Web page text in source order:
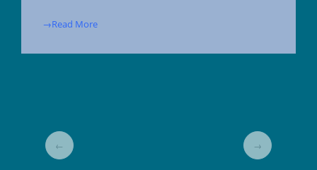
→Read More
← →